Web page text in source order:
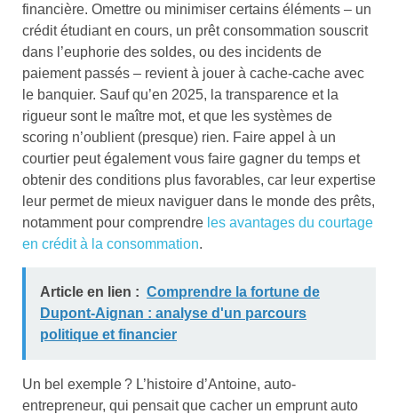
financière. Omettre ou minimiser certains éléments – un
crédit étudiant en cours, un prêt consommation souscrit
dans l’euphorie des soldes, ou des incidents de
paiement passés – revient à jouer à cache-cache avec
le banquier. Sauf qu’en 2025, la transparence et la
rigueur sont le maître mot, et que les systèmes de
scoring n’oublient (presque) rien. Faire appel à un
courtier peut également vous faire gagner du temps et
obtenir des conditions plus favorables, car leur expertise
leur permet de mieux naviguer dans le monde des prêts,
notamment pour comprendre les avantages du courtage
en crédit à la consommation.
Article en lien : Comprendre la fortune de
Dupont-Aignan : analyse d'un parcours
politique et financier
Un bel exemple ? L’histoire d’Antoine, auto-
entrepreneur, qui pensait que cacher un emprunt auto